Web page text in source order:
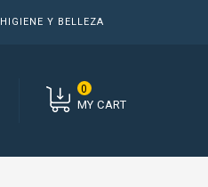
HIGIENE Y BELLEZA
MY CART
0